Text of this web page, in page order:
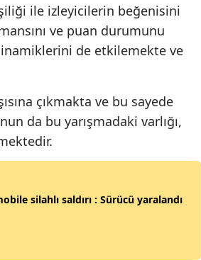
ile izleyicilerin beğenisini
ve puan durumunu
de etkilemekte ve
çıkmakta ve bu sayede
da bu yarışmadaki varlığı,
silahlı saldırı : Sürücü yaralandı